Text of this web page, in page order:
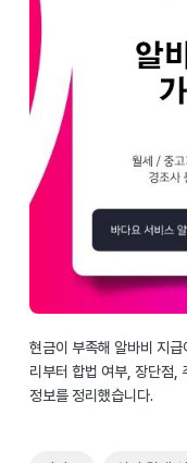
현금이 부족해 알바비 지
리부터 합법 여부, 장단점,
정보를 정리했습니다.